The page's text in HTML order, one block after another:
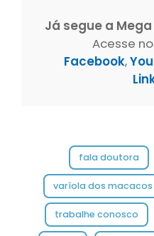
Já segue a
Acesse
Facebook,
fala doutora
varíola dos macacos
trabalhe conosco